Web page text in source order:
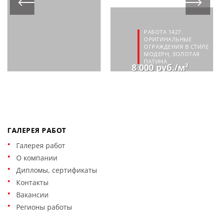
РАБОТА 1427.
ОРИГИНАЛЬНЫЕ
ОГРАЖДЕНИЯ В СТИЛЕ
МОДЕРН, ЗОЛОТАЯ
ПАТИНА
8 000 руб./м²
ГАЛЕРЕЯ РАБОТ
Галерея работ
О компании
Дипломы, сертификаты
Контакты
Вакансии
Регионы работы